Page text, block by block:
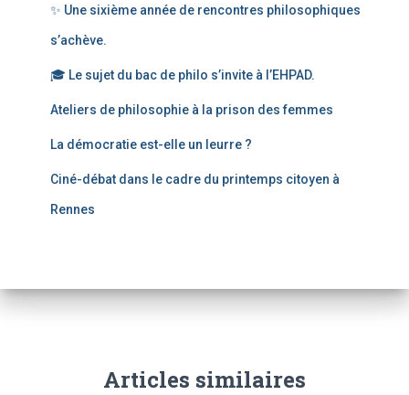
✨ Une sixième année de rencontres philosophiques
s’achève.
🎓 Le sujet du bac de philo s’invite à l’EHPAD.
Ateliers de philosophie à la prison des femmes
La démocratie est-elle un leurre ?
Ciné-débat dans le cadre du printemps citoyen à
Rennes
Articles similaires